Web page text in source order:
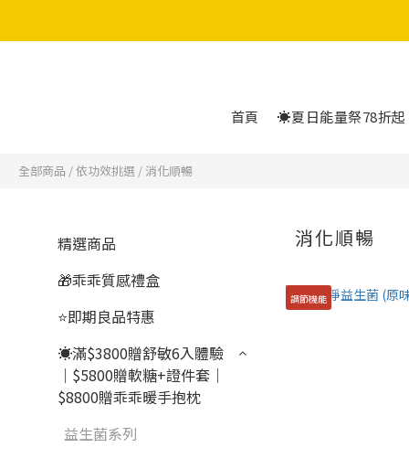
首頁 ☀️夏日能量祭78折起
全部商品 /依功效挑選 /消化順暢
精選商品
🎁乖乖質感禮盒
⭐即期良品特惠
☀滿$3800贈舒敏6入體驗
｜$5800贈軟糖+證件套｜
$8800贈乖乖暖手抱枕
益生菌系列
消化順暢
調節機能